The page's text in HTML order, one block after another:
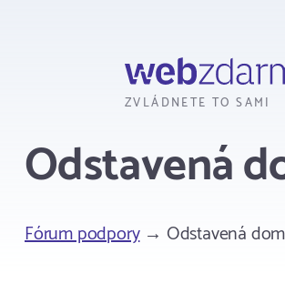
ZVLÁDNETE TO SAMI
Odstavená
Fórum podpory→ Odstavená